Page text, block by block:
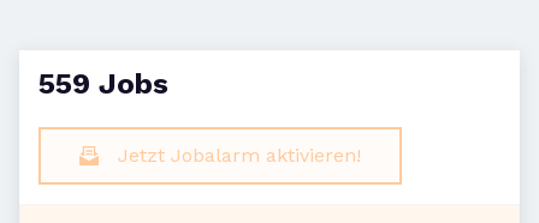
559 Jobs
Jetzt Jobalarm aktivieren!